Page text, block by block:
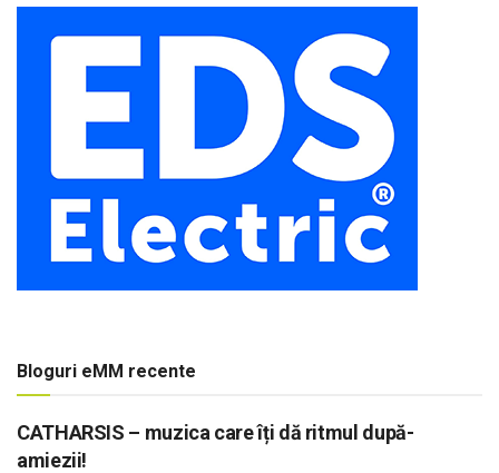
Bloguri eMM recente
CATHARSIS – muzica care îți dă ritmul după-
amiezii!